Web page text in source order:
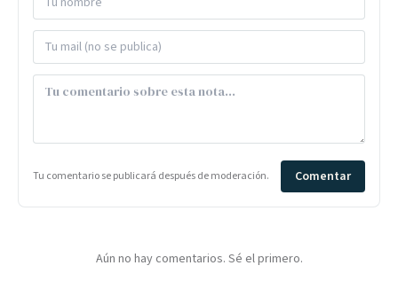
Tu comentario se publicará después de moderación. Comentar
Aún no hay comentarios. Sé el primero.